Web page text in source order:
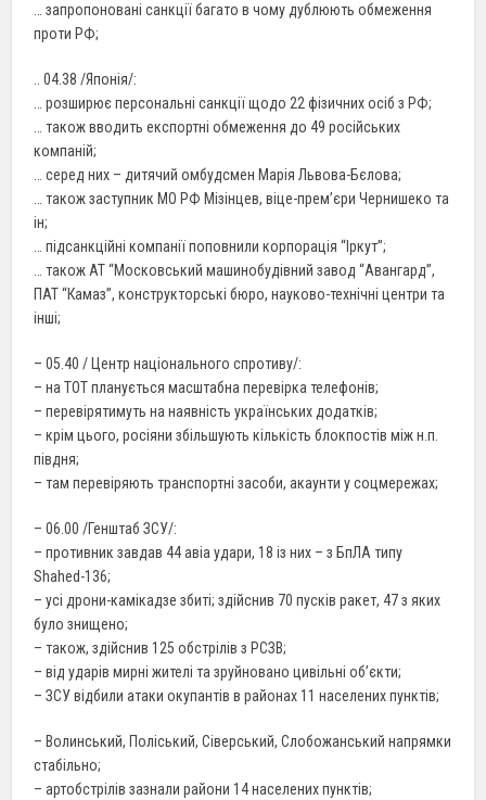
… запропоновані санкції багато в чому дублюють обмеження
проти РФ;
.. 04.38 /Японія/:
… розширює персональні санкції щодо 22 фізичних осіб з РФ;
… також вводить експортні обмеження до 49 російських
компаній;
… серед них – дитячий омбудсмен Марія Львова-Бєлова;
… також заступник МО РФ Мізінцев, віце-прем’єри Чернишеко та
ін;
… підсанкційні компанії поповнили корпорація “Іркут”;
… також АТ “Московський машинобудівний завод “Авангард”,
ПАТ “Камаз”, конструкторські бюро, науково-технічні центри та
інші;
– 05.40 / Центр національного спротиву/:
– на ТОТ планується масштабна перевірка телефонів;
– перевірятимуть на наявність українських додатків;
– крім цього, росіяни збільшують кількість блокпостів між н.п.
півдня;
– там перевіряють транспортні засоби, акаунти у соцмережах;
– 06.00 /Генштаб ЗСУ/:
– противник завдав 44 авіа удари, 18 із них – з БпЛА типу
Shahed-136;
– усі дрони-камікадзе збиті; здійснив 70 пусків ракет, 47 з яких
було знищено;
– також, здійснив 125 обстрілів з РСЗВ;
– від ударів мирні жителі та зруйновано цивільні об’єкти;
– ЗСУ відбили атаки окупантів в районах 11 населених пунктів;
– Волинський, Поліський, Сіверський, Слобожанський напрямки
стабільно;
– артобстрілів зазнали райони 14 населених пунктів;